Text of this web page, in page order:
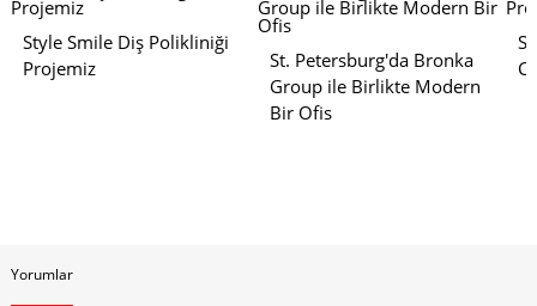
Style Smile Diş Polikliniği
Projemiz
St. Petersburg'da Bronka
Group ile Birlikte Modern
Bir Ofis
Yorumlar